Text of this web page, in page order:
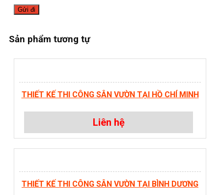
Sản phẩm tương tự
THIẾT KẾ THI CÔNG SÂN VƯỜN TẠI HỒ CHÍ MINH
Liên hệ
THIẾT KẾ THI CÔNG SÂN VƯỜN TẠI BÌNH DƯƠNG